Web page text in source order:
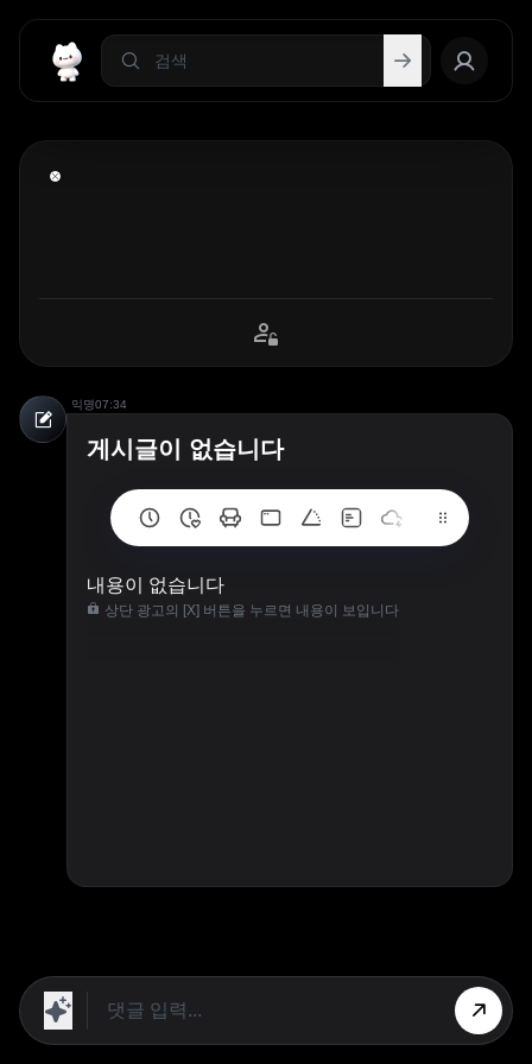
익명07:34
게시글이 없습니다
내용이 없습니다
상단 광고의 [X] 버튼을 누르면 내용이 보입니다